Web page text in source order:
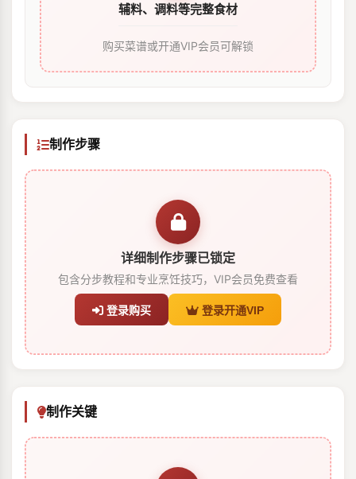
辅料、调料等完整食材
购买菜谱或开通VIP会员可解锁
制作步骤
详细制作步骤已锁定
包含分步教程和专业烹饪技巧，VIP会员免费查看
登录购买 登录开通VIP
制作关键